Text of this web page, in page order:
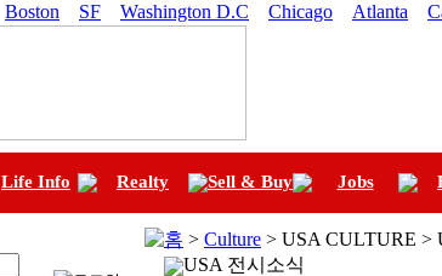
Boston SF Washington D.C Chicago Atlanta
Life Info Realty Sell & Buy Jobs
홈 > Culture > USA CULTURE >
USA 전시소식